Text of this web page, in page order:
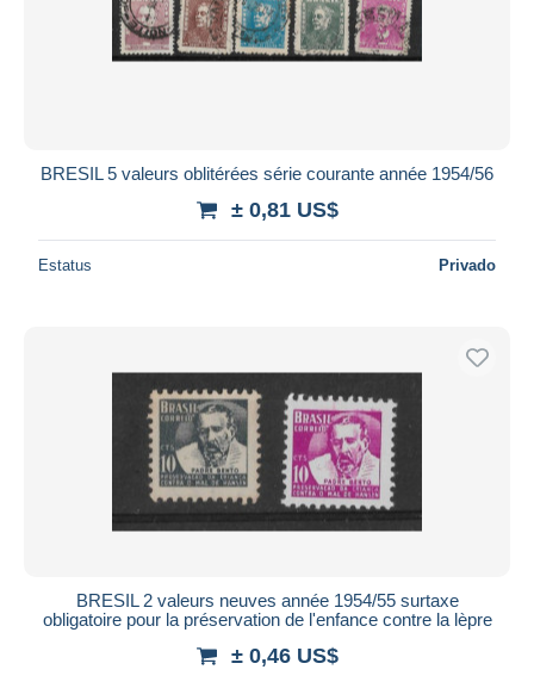
BRESIL 5 valeurs oblitérées série courante année 1954/56
± 0,81 US$
Estatus Privado
BRESIL 2 valeurs neuves année 1954/55 surtaxe
obligatoire pour la préservation de l'enfance contre la lèpre
± 0,46 US$